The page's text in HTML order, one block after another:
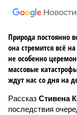
Природа постоянно
она стремится всё
не особенно
массовые
ждут нас со дня на
Рассказ Стивена
последствия